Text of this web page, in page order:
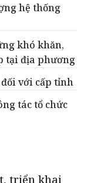
hệ thống
khó khăn,
tại địa phương
đối với cấp tỉnh
tác tổ chức
triển khai